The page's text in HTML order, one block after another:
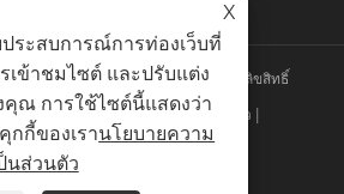
Technology Group จำกัด สงวนลิขสิทธิ์
| RSS | XML | นโยบายความเป็นส่วนตัว
X
ระสบการณ์การท่องเว็บที่
เข้าชมไซต์ และปรับแต่ง
คุณ การใช้ไซต์นี้แสดงว่า
กี้ของเรานโยบายความ
นส่วนตัว